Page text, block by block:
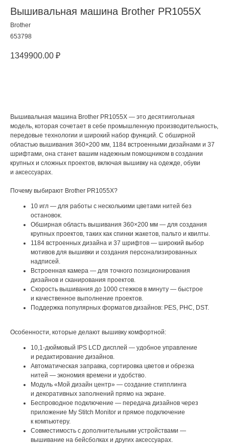
Вышивальная машина Brother PR1055X
Brother
653798
1349900.00 ₽
Вышивальная машина Brother PR1055X — это десятиигольная
модель, которая сочетает в себе промышленную производительность,
передовые технологии и широкий набор функций. С обширной
областью вышивания 360×200 мм, 1184 встроенными дизайнами и 37
шрифтами, она станет вашим надежным помощником в создании
крупных и сложных проектов, включая вышивку на одежде, обуви
и аксессуарах.
Почему выбирают Brother PR1055X?
10 игл — для работы с несколькими цветами нитей без
остановок.
Обширная область вышивания 360×200 мм — для создания
крупных проектов, таких как спинки жакетов, пальто и квилты.
1184 встроенных дизайна и 37 шрифтов — широкий выбор
мотивов для вышивки и создания персонализированных
надписей.
Встроенная камера — для точного позиционирования
дизайнов и сканирования проектов.
Скорость вышивания до 1000 стежков в минуту — быстрое
и качественное выполнение проектов.
Поддержка популярных форматов дизайнов: PES, PHC, DST.
Особенности, которые делают вышивку комфортной:
10,1-дюймовый IPS LCD дисплей — удобное управление
и редактирование дизайнов.
Автоматическая заправка, сортировка цветов и обрезка
нитей — экономия времени и удобство.
Модуль «Мой дизайн центр» — создание стипплинга
и декоративных заполнений прямо на экране.
Беспроводное подключение — передача дизайнов через
приложение My Stitch Monitor и прямое подключение
к компьютеру.
Совместимость с дополнительными устройствами —
вышивание на бейсболках и других аксессуарах.